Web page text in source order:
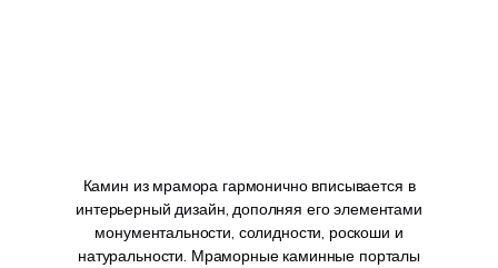
Камин из мрамора гармонично вписывается в
интерьерный дизайн, дополняя его элементами
монументальности, солидности, роскоши и
натуральности. Мраморные каминные порталы